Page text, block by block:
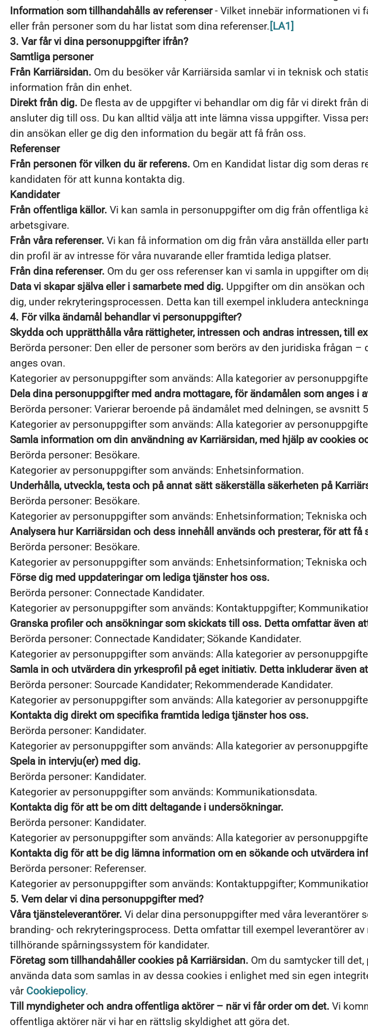
Information som tillhandahålls av referenser- Vilket innebär informationen vi
eller från personer som du har listat som dina referenser. [LA1]
3. Var får vi dina personuppgifter ifrån?
Samtliga personer
Från Karriärsidan. Om du besöker vår Karriärsida samlar vi in teknisk och
information från din enhet.
Direkt från dig. De flesta av de uppgifter vi behandlar om dig får vi direkt från
ansluter dig till oss. Du kan alltid välja att inte lämna vissa uppgifter. Vissa
din ansökan eller ge dig den information du begär att få från oss.
Referenser
Från personen för vilken du är referens. Om en Kandidat listar dig som deras
kandidaten för att kunna kontakta dig.
Kandidater
Från offentliga källor. Vi kan samla in personuppgifter om dig från offentliga
arbetsgivare.
Från våra referenser. Vi kan få information om dig från våra anställda eller
din profil är av intresse för våra nuvarande eller framtida lediga platser.
Från dina referenser. Om du ger oss referenser kan vi samla in uppgifter om
Data vi skapar själva eller i samarbete med dig. Uppgifter om din ansökan
dig, under rekryteringsprocessen. Detta kan till exempel inkludera
4. För vilka ändamål behandlar vi personuppgifter?
Skydda och upprätthålla våra rättigheter, intressen och andras intressen, till
Berörda personer: Den eller de personer som berörs av den juridiska frågan
anges ovan.
Kategorier av personuppgifter som används: Alla kategorier av
Dela dina personuppgifter med andra mottagare, för ändamålen som anges i
Berörda personer: Varierar beroende på ändamålet med delningen, se avsnitt
Kategorier av personuppgifter som används: Alla kategorier av
Samla information om din användning av Karriärsidan, med hjälp av cookies
Berörda personer: Besökare.
Kategorier av personuppgifter som används: Enhetsinformation.
Underhålla, utveckla, testa och på annat sätt säkerställa säkerheten på
Berörda personer: Besökare.
Kategorier av personuppgifter som används: Enhetsinformation; Tekniska
Analysera hur Karriärsidan och dess innehåll används och presterar, för att
Berörda personer: Besökare.
Kategorier av personuppgifter som används: Enhetsinformation; Tekniska
Förse dig med uppdateringar om lediga tjänster hos oss.
Berörda personer: Connectade Kandidater.
Kategorier av personuppgifter som används: Kontaktuppgifter;
Granska profiler och ansökningar som skickats till oss. Detta omfattar även
Berörda personer: Connectade Kandidater; Sökande Kandidater.
Kategorier av personuppgifter som används: Alla kategorier av
Samla in och utvärdera din yrkesprofil på eget initiativ. Detta inkluderar även
Berörda personer: Sourcade Kandidater; Rekommenderade Kandidater.
Kategorier av personuppgifter som används: Alla kategorier av
Kontakta dig direkt om specifika framtida lediga tjänster hos oss.
Berörda personer: Kandidater.
Kategorier av personuppgifter som används: Alla kategorier av
Spela in intervju(er) med dig.
Berörda personer: Kandidater.
Kategorier av personuppgifter som används: Kommunikationsdata.
Kontakta dig för att be om ditt deltagande i undersökningar.
Berörda personer: Kandidater.
Kategorier av personuppgifter som används: Alla kategorier av
Kontakta dig för att be dig lämna information om en sökande och utvärdera
Berörda personer: Referenser.
Kategorier av personuppgifter som används: Kontaktuppgifter;
5. Vem delar vi dina personuppgifter med?
Våra tjänsteleverantörer. Vi delar dina personuppgifter med våra
branding- och rekryteringsprocess. Detta omfattar till exempel leverantörer
tillhörande spårningssystem för kandidater.
Företag som tillhandahåller cookies på Karriärsidan. Om du samtycker till
använda data som samlas in av dessa cookies i enlighet med sin egen
vår Cookiepolicy.
Till myndigheter och andra offentliga aktörer – när vi får order om det. Vi
offentliga aktörer när vi har en rättslig skyldighet att göra det.